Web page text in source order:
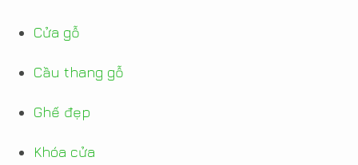
Cửa gỗ
Cầu thang gỗ
Ghế đẹp
Khóa cửa